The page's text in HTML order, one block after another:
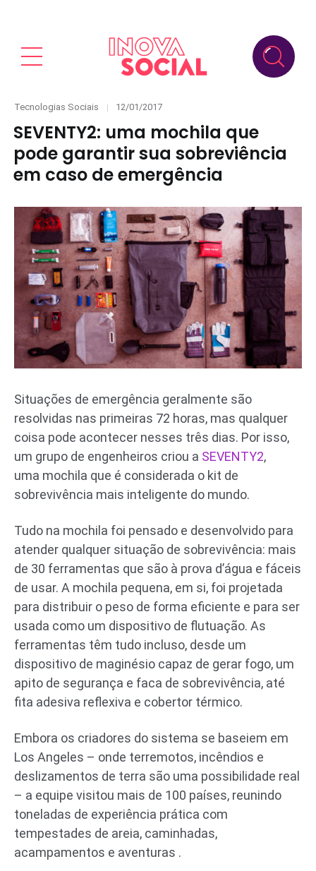
Categories
Tecnologias Sociais
Posted
12/01/2017
SEVENTY2: uma mochila que
pode garantir sua sobreviência
em caso de emergência
Situações de emergência geralmente são
resolvidas nas primeiras 72 horas, mas qualquer
coisa pode acontecer nesses três dias. Por isso,
um grupo de engenheiros criou a SEVENTY2,
uma mochila que é considerada o kit de
sobrevivência mais inteligente do mundo.
Tudo na mochila foi pensado e desenvolvido para
atender qualquer situação de sobrevivência: mais
de 30 ferramentas que são à prova d’água e fáceis
de usar. A mochila pequena, em si, foi projetada
para distribuir o peso de forma eficiente e para ser
usada como um dispositivo de flutuação. As
ferramentas têm tudo incluso, desde um
dispositivo de maginésio capaz de gerar fogo, um
apito de segurança e faca de sobrevivência, até
fita adesiva reflexiva e cobertor térmico.
Embora os criadores do sistema se baseiem em
Los Angeles – onde terremotos, incêndios e
deslizamentos de terra são uma possibilidade real
– a equipe visitou mais de 100 países, reunindo
toneladas de experiência prática com
tempestades de areia, caminhadas,
acampamentos e aventuras .